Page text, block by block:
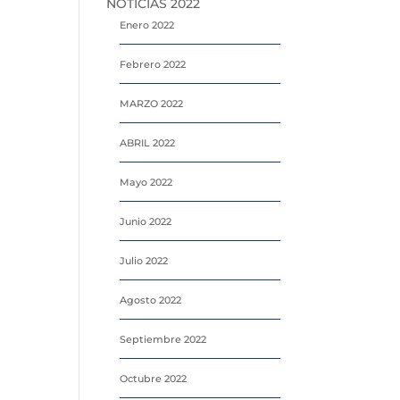
NOTICIAS 2022
Enero 2022
Febrero 2022
MARZO 2022
ABRIL 2022
Mayo 2022
Junio 2022
Julio 2022
Agosto 2022
Septiembre 2022
Octubre 2022